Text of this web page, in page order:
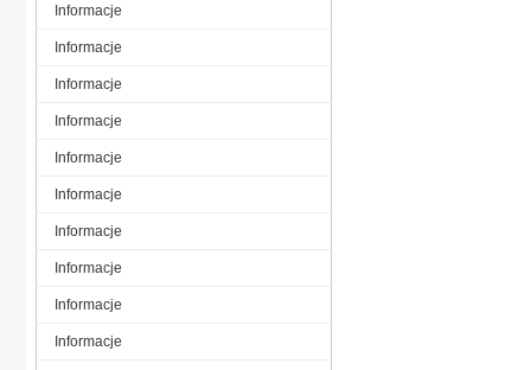
Informacje
Informacje
Informacje
Informacje
Informacje
Informacje
Informacje
Informacje
Informacje
Informacje